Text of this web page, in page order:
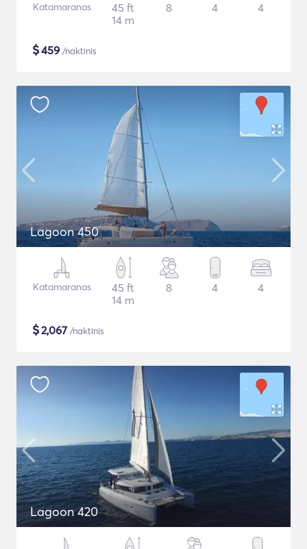
Katamaranas
45 ft
14 m
8 4 4
$459 /naktinis
Lagoon 450
Katamaranas
45 ft
14 m
8 4 4
$2,067 /naktinis
Lagoon 420